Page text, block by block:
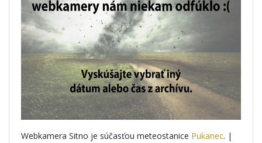
Webkamera Sitno je súčasťou meteostanice Pukanec. |